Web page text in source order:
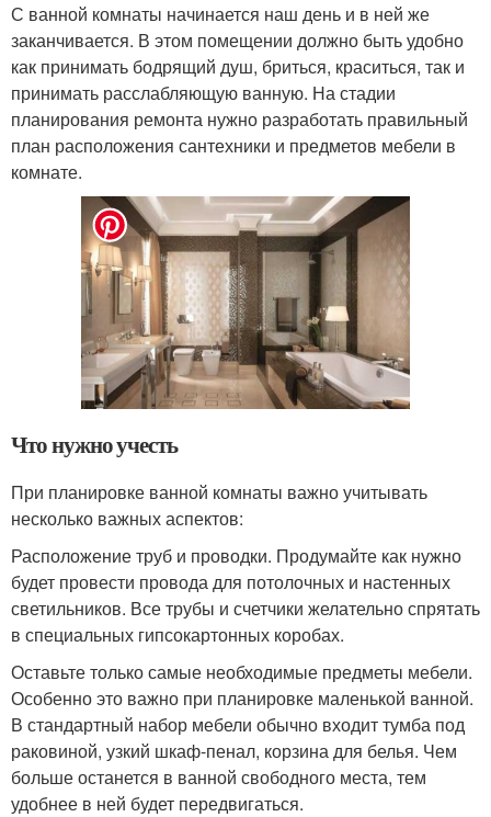
С ванной комнаты начинается наш день и в ней же
заканчивается. В этом помещении должно быть удобно
как принимать бодрящий душ, бриться, краситься, так и
принимать расслабляющую ванную. На стадии
планирования ремонта нужно разработать правильный
план расположения сантехники и предметов мебели в
комнате.
Что нужно учесть
При планировке ванной комнаты важно учитывать
несколько важных аспектов:
Расположение труб и проводки. Продумайте как нужно
будет провести провода для потолочных и настенных
светильников. Все трубы и счетчики желательно спрятать
в специальных гипсокартонных коробах.
Оставьте только самые необходимые предметы мебели.
Особенно это важно при планировке маленькой ванной.
В стандартный набор мебели обычно входит тумба под
раковиной, узкий шкаф-пенал, корзина для белья. Чем
больше останется в ванной свободного места, тем
удобнее в ней будет передвигаться.